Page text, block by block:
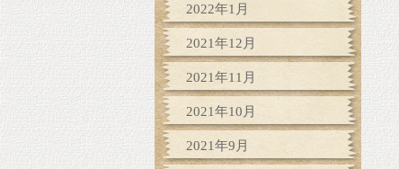
2022年1月
2021年12月
2021年11月
2021年10月
2021年9月